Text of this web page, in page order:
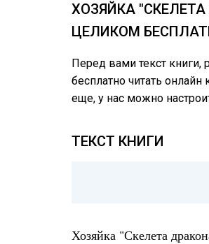
ХОЗЯЙКА
ЦЕЛИКОМ
Перед вами текст книги,
бесплатно читать
еще, у нас можно
ТЕКСТ КНИГИ
Хозяйка "Скелета